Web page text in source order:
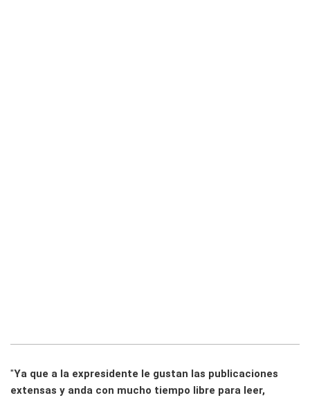
"Ya que a la expresidente le gustan las publicaciones
extensas y anda con mucho tiempo libre para leer,